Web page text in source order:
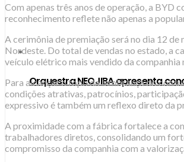
Orquestra NEOJIBA apresenta
Com apenas três anos de operação, a BYD
reconhecimento reflete não apenas a
A cerimônia de premiação será no dia 12
Nordeste. Do total de vendas no estado, a
veículo elétrico mais vendido da
Para alcançar o topo da lembrança do
condições atrativas, patrocínios,
expressivo é também um reflexo direto da
A proximidade com a fábrica fortalece a
trabalhadores diretos, consolidando um
compromisso da companhia com a